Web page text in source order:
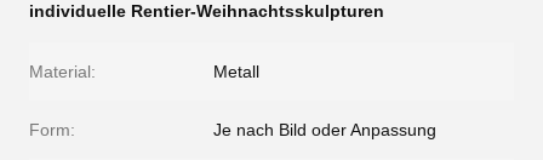
individuelle Rentier-Weihnachtsskulpturen
Material: Metall
Form: Je nach Bild oder Anpassung